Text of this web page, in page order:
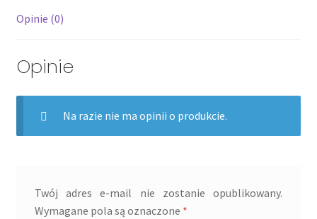
Opinie (0)
Opinie
Na razie nie ma opinii o produkcie.
Twój adres e-mail nie zostanie opublikowany.
Wymagane pola są oznaczone *